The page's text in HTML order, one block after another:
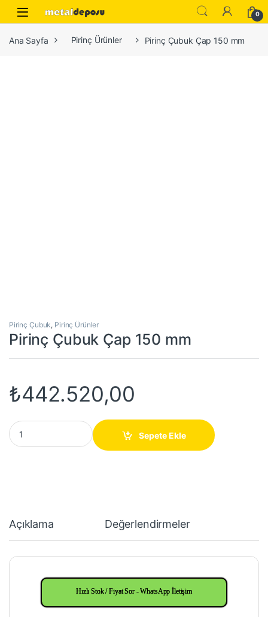
Skip to navigation
Skip to content
0
Ana Sayfa Pirinç Ürünler Pirinç Çubuk Çap 150 mm
Pirinç Çubuk, Pirinç Ürünler
Pirinç Çubuk Çap 150 mm
₺442.520,00
Pirinç Çubuk Çap 150 mm quantity
Sepete Ekle
Açıklama Değerlendirmeler
Hızlı Stok / Fiyat Sor - WhatsApp İletişim